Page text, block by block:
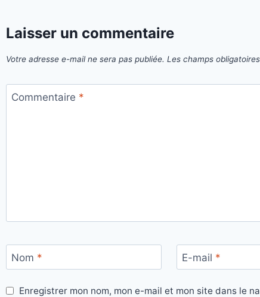
Laisser un commentaire
Votre adresse e-mail ne sera pas publiée. Les champs
Commentaire *
Nom * E-mail *
Enregistrer mon nom, mon e-mail et mon site dans le